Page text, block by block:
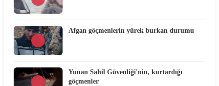
Afgan göçmenlerin yürek burkan durumu
Yunan Sahil Güvenliği'nin, kurtardığı
göçmenler